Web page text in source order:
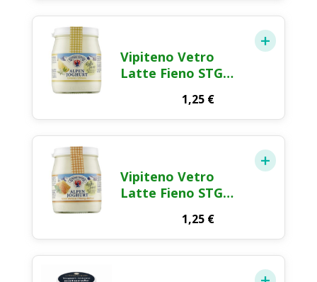
Vipiteno Vetro
Latte Fieno STG
1,25 €
Vipiteno Vetro
Latte Fieno STG
1,25 €